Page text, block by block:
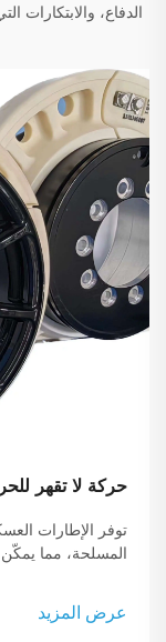
الدفاع، والابتكارات
حركة لا تقهر
توفر الإطارات
المسلحة، مما
الطارئة.
عرض المزيد